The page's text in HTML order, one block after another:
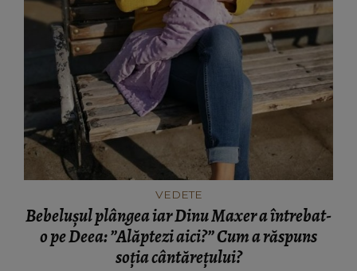
VEDETE
Bebelușul plângea iar Dinu Maxer a întrebat-
o pe Deea: ”Alăptezi aici?” Cum a răspuns
soția cântărețului?